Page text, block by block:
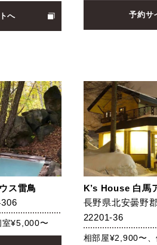
へ 予約サ
ス雷鳥
¥5,000〜
K’s House 白馬
長野県北安曇野
22201-36
相部屋¥2,900〜